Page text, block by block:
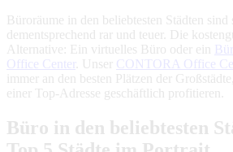
Büroräume in den beliebtesten Städten sind
dementsprechend rar und teuer. Die
Alternative: Ein virtuelles Büro oder ein
Office Center
. Unser CONTORA Office
immer an den besten Plätzen der
einer Top-Adresse geschäftlich profitieren.
Büro in den beliebtesten